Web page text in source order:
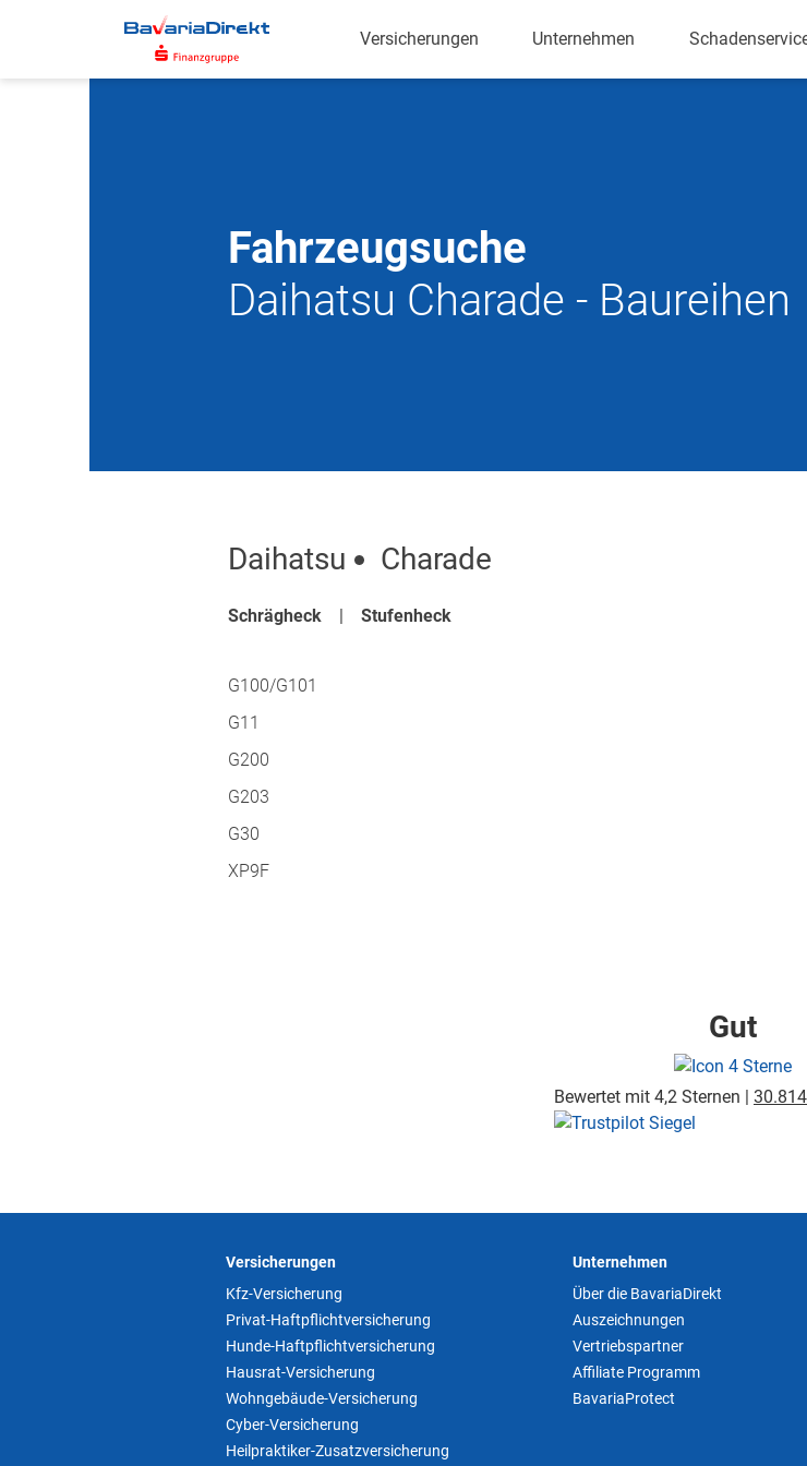
Versicherungen Unternehmen
Fahrzeugsuche
Daihatsu Charade - Baureihen
Daihatsu Charade
Schrägheck Stufenheck
G100/G101
G11
G200
G203
G30
XP9F
Gut
Bewertet mit 4,2 Sternen |
Versicherungen
Kfz-Versicherung
Privat-Haftpflichtversicherung
Hunde-Haftpflichtversicherung
Hausrat-Versicherung
Wohngebäude-Versicherung
Cyber-Versicherung
Heilpraktiker-Zusatzversicherung
Unternehmen
Über die BavariaDirekt
Auszeichnungen
Vertriebspartner
Affiliate Programm
BavariaProtect